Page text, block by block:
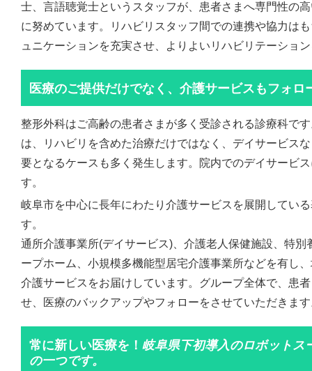
士、言語聴覚士というスタッフが、患者さまへ専門性の
に努めています。リハビリスタッフ間での連携や協力は
ュニケーションを充実させ、よりよいリハビリテーショ
医療のご提供だけでなく、介護サービスもフォロ
整形外科はご高齢の患者さまが多く受診される診療科で
は、リハビリを含めた治療だけではなく、デイサービス
要となるケースも多く発生します。院内でのデイサービ
す。
岐阜市を中心に長年にわたり介護サービスを展開してい
す。
通所介護事業所(デイサービス)、介護老人保健施設、特別
ープホーム、小規模多機能型居宅介護事業所などを有し
介護サービスをお届けしています。グループ全体で、患
せ、医療のバックアップやフォローをさせていただきま
常に新しい医療を！ 岐阜県下初導入のロボットス
の一つです。